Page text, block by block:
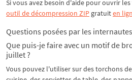
Si vous avez besoin d'aide pour ouvrir
outil de décompression ZIP gratuiten
Questions posées par les internautes
Que puis-je faire avec un motif de
juillet ?
Vous pouvez l'utiliser sur des torchons